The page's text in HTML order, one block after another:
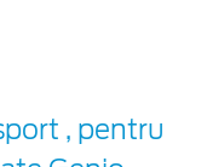
, pentru